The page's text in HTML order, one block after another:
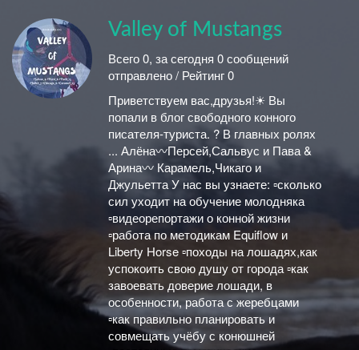
Valley of Mustangs
Всего 0, за сегодня 0 сообщений
отправлено / Рейтинг 0
Приветствуем вас,друзья!☀ Вы
попали в блог свободного конного
писателя-туриста. ? В главных ролях
... Алёна〰Персей,Сальвус и Пава &
Арина〰 Карамель,Чикаго и
Джульетта У нас вы узнаете: ▫сколько
сил уходит на обучение молодняка
▫видеорепортажи о конной жизни
▫работа по методикам Equiflow и
Liberty Horse ▫походы на лошадях,как
успокоить свою душу от города ▫как
завоевать доверие лошади, в
особенности, работа с жеребцами
▫как правильно планировать и
совмещать учёбу с конюшней